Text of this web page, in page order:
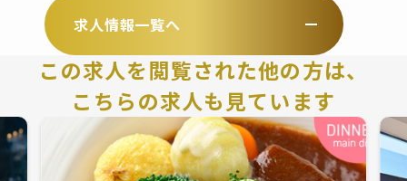
求人情報一覧へ
この求人を閲覧された他の方は、
こちらの求人も見ています